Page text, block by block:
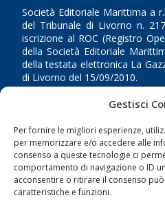
Gestisci
Per fornire le migliori esperienze,
per memorizzare e/o accedere alle
consenso a queste tecnologie ci
comportamento di navigazione o ID
acconsentire o ritirare il consenso
caratteristiche e funzioni.
Società Editoriale Marittima a
del Tribunale di Livorno n.
iscrizione al ROC (Registro
della Società Editoriale
della testata elettronica La
di Livorno del 15/09/2010.
Porti/